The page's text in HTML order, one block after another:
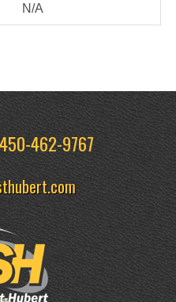
N/A
450-462-9767